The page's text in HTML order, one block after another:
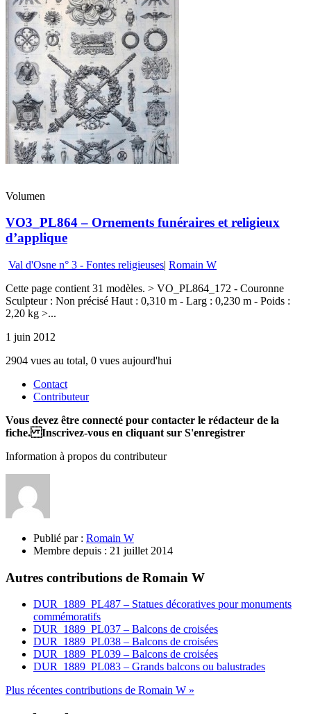
Volumen
VO3_PL864 – Ornements funéraires et religieux
d’applique
Val d'Osne n° 3 - Fontes religieuses| Romain W
Cette page contient 31 modèles. > VO_PL864_172 - Couronne
Sculpteur : Non précisé Haut : 0,310 m - Larg : 0,230 m - Poids :
2,20 kg >...
1 juin 2012
2904 vues au total, 0 vues aujourd'hui
Contact
Contributeur
Vous devez être connecté pour contacter le rédacteur de la
fiche. Inscrivez-vous en cliquant sur S'enregistrer
Information à propos du contributeur
Publié par : Romain W
Membre depuis : 21 juillet 2014
Autres contributions de Romain W
DUR_1889_PL487 – Statues décoratives pour monuments
commémoratifs
DUR_1889_PL037 – Balcons de croisées
DUR_1889_PL038 – Balcons de croisées
DUR_1889_PL039 – Balcons de croisées
DUR_1889_PL083 – Grands balcons ou balustrades
Plus récentes contributions de Romain W »